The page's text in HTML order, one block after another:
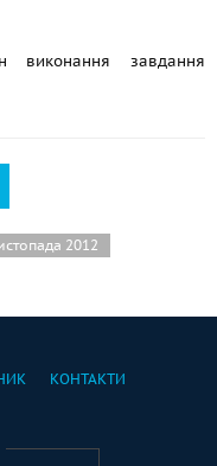
виконання завдання
2012
КОНТАКТИ